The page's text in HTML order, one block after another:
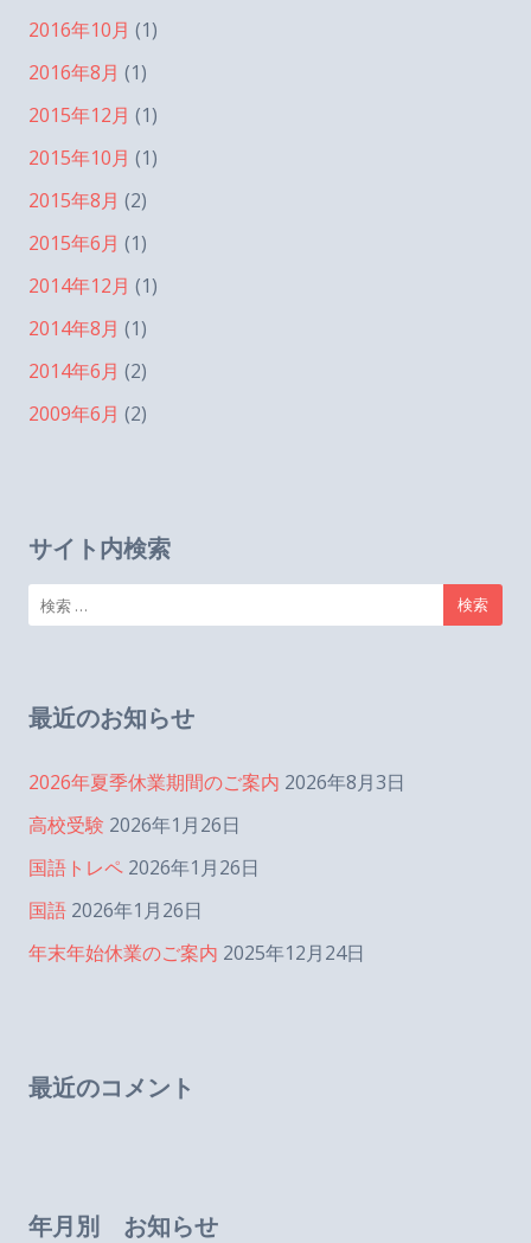
2016年10月 (1)
2016年8月 (1)
2015年12月 (1)
2015年10月 (1)
2015年8月 (2)
2015年6月 (1)
2014年12月 (1)
2014年8月 (1)
2014年6月 (2)
2009年6月 (2)
サイト内検索
検
索:
最近のお知らせ
2026年夏季休業期間のご案内 2026年8月3日
高校受験 2026年1月26日
国語トレペ 2026年1月26日
国語 2026年1月26日
年末年始休業のご案内 2025年12月24日
最近のコメント
年月別 お知らせ